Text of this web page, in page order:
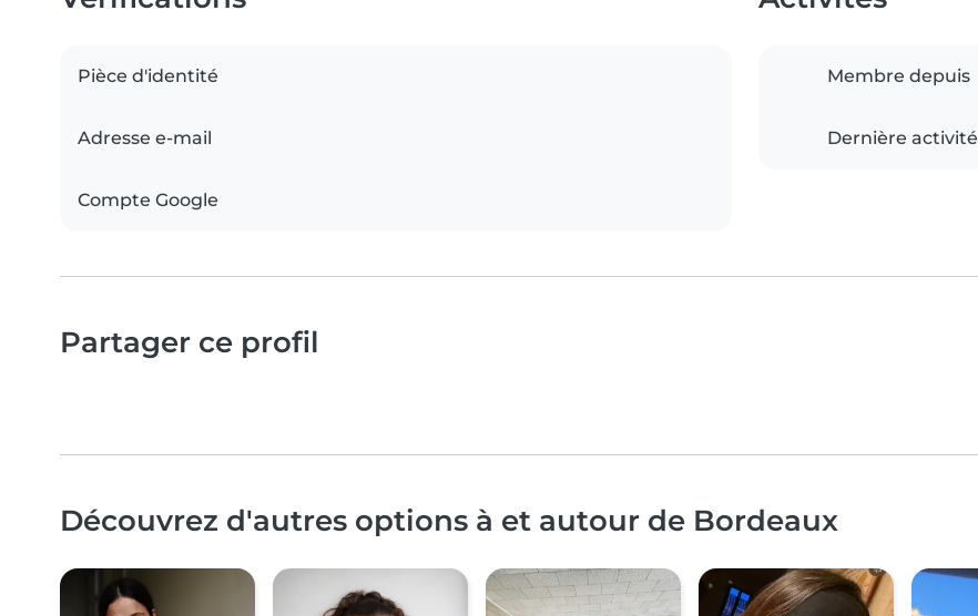
Pièce d'identité
Adresse e-mail
Compte Google
Membre depuis
Dernière activité
Partager ce profil
Découvrez d'autres options à et autour de Bordeaux